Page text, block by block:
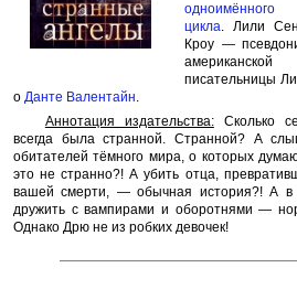
одноимённого
цикла. Лили
Кроу —
американской
писательницы
о Данте Валентайн.
Аннотация издательства:Сколько
всегда была странной. Странной? А
обитателей тёмного мира, о которых
это не странно?! А убить отца,
вашей смерти, — обычная история?! А в
дружить с вампирами и оборотнями —
Однако Дрю не из робких девочек!